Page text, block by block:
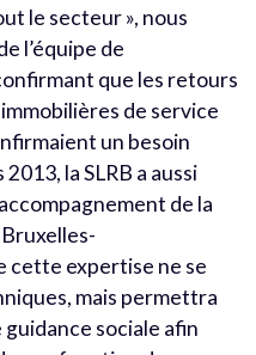
le secteur », nous
l’équipe de
que les retours
de service
un besoin
la SLRB a aussi
de la
cette expertise ne se
mais permettra
sociale afin